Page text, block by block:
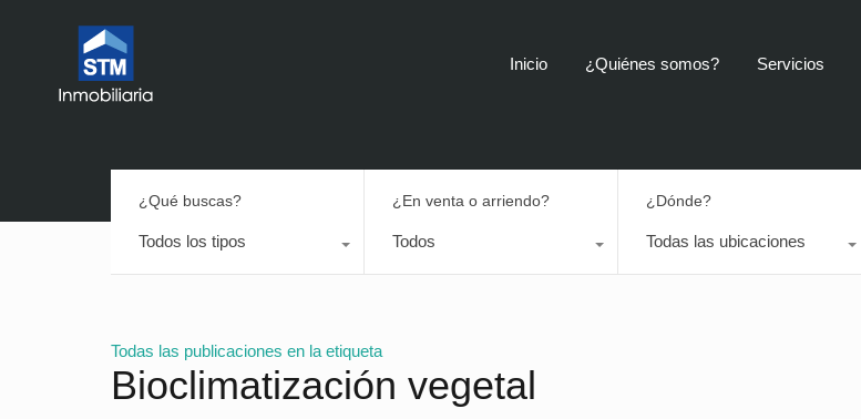
Inicio ¿Quiénes somos? Servicios
¿Qué buscas?
Todos los tipos
¿En venta o arriendo?
Todos
¿Dónde?
Todas las ubicaciones
Todas las publicaciones en la etiqueta
Bioclimatización vegetal